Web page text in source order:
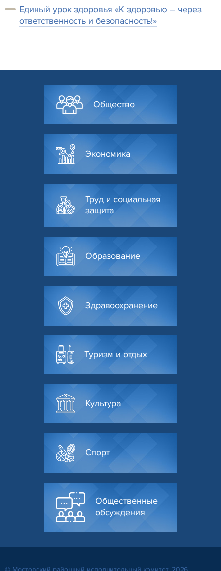
Единый урок здоровья «К здоровью – через
ответственность и безопасность!»
Общество
Экономика
Труд и социальная
защита
Образование
Здравоохранение
Туризм и отдых
Культура
Спорт
Общественные
обсуждения
© Мостовский районный исполнительный комитет, 2026